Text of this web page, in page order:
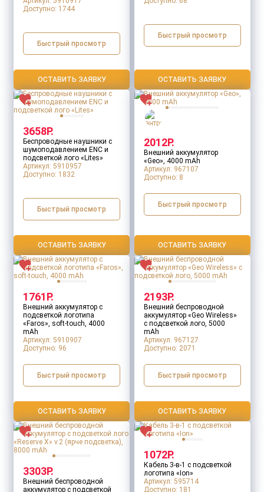
Цвет товара
Штрихкод
Беспроводная передача
Входные параметры
Выходные параметры
Гарантия
Длина кабеля
Доступно: 1744
Быстрый просмотр
ОСТАВИТЬ ЗАЯВКУ
Быстрый просмотр
ОСТАВИТЬ ЗАЯВКУ
3658Р.
Беспроводные наушники с
шумоподавлением ENC и
подсветкой лого «Lites»
Артикул: 5910957
Доступно: 1832
Быстрый просмотр
ОСТАВИТЬ ЗАЯВКУ
2012Р.
Внешний аккумулятор
«Geo», 4000 mAh
Артикул: 967107
Доступно: 8
Быстрый просмотр
ОСТАВИТЬ ЗАЯВКУ
1761Р.
Внешний аккумулятор с
подсветкой логотипа
«Faros», soft-touch, 4000
mAh
Артикул: 5910907
Доступно: 96
Быстрый просмотр
ОСТАВИТЬ ЗАЯВКУ
2193Р.
Внешний беспроводной
аккумулятор «Geo Wireless»
с подсветкой лого, 5000
mAh
Артикул: 967127
Доступно: 2071
Быстрый просмотр
ОСТАВИТЬ ЗАЯВКУ
3303Р.
Внешний беспроводной
аккумулятор с подсветкой
1072Р.
Кабель 3-в-1 с подсветкой
логотипа «Ion»
Артикул: 595714
Доступно: 181